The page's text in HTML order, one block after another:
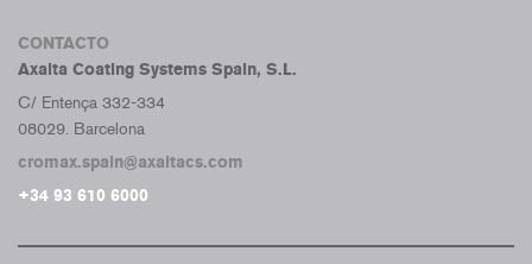
CONTACTO
Axalta Coating Systems Spain, S.L.
C/ Entença 332-334
08029. Barcelona
cromax.spain@axaltacs.com
+34 93 610 6000